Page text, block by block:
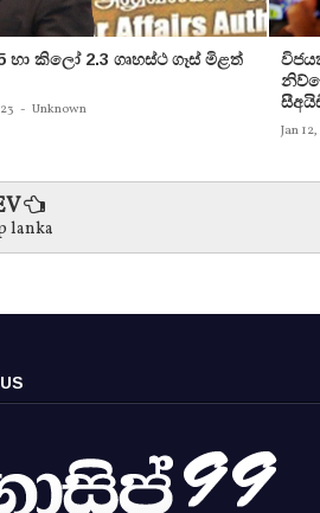
කිලෝ 2.3 ගෘහස්ථ ගෑස් මිළත්
- Unknown
Jan
lanka